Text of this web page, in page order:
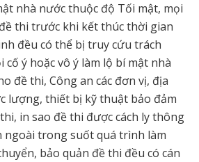
nhà nước thuộc độ Tối mật, mọi
thi trước khi kết thúc thời gian
đều có thể bị truy cứu trách
ý hoặc vô ý làm lộ bí mật nhà
đề thi, Công an các đơn vị, địa
lượng, thiết bị kỹ thuật bảo đảm
in sao đề thi được cách ly thông
ngoài trong suốt quá trình làm
bảo quản đề thi đều có cán